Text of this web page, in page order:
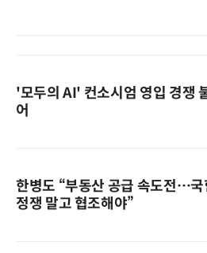
'모두의 AI' 컨소시엄 영입 경쟁
어
한병도 “부동산 공급 속도전…국
정쟁 말고 협조해야”